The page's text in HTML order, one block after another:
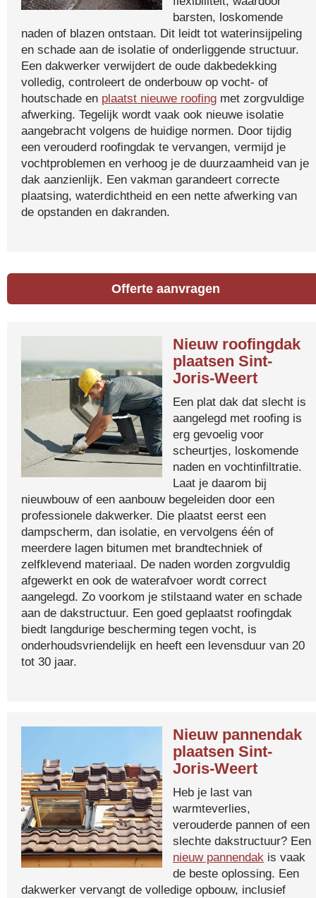
barsten, loskomende
naden of blazen ontstaan. Dit leidt tot waterinsijpeling
en schade aan de isolatie of onderliggende structuur.
Een dakwerker verwijdert de oude dakbedekking
volledig, controleert de onderbouw op vocht- of
houtschade en plaatst nieuwe roofing met zorgvuldige
afwerking. Tegelijk wordt vaak ook nieuwe isolatie
aangebracht volgens de huidige normen. Door tijdig
een verouderd roofingdak te vervangen, vermijd je
vochtproblemen en verhoog je de duurzaamheid van je
dak aanzienlijk. Een vakman garandeert correcte
plaatsing, waterdichtheid en een nette afwerking van
de opstanden en dakranden.
Offerte aanvragen
Nieuw roofingdak
plaatsen Sint-
Joris-Weert
Een plat dak dat slecht is
aangelegd met roofing is
erg gevoelig voor
scheurtjes, loskomende
naden en vochtinfiltratie.
Laat je daarom bij
nieuwbouw of een aanbouw begeleiden door een
professionele dakwerker. Die plaatst eerst een
dampscherm, dan isolatie, en vervolgens één of
meerdere lagen bitumen met brandtechniek of
zelfklevend materiaal. De naden worden zorgvuldig
afgewerkt en ook de waterafvoer wordt correct
aangelegd. Zo voorkom je stilstaand water en schade
aan de dakstructuur. Een goed geplaatst roofingdak
biedt langdurige bescherming tegen vocht, is
onderhoudsvriendelijk en heeft een levensduur van 20
tot 30 jaar.
Nieuw pannendak
plaatsen Sint-
Joris-Weert
Heb je last van
warmteverlies,
verouderde pannen of een
slechte dakstructuur? Een
nieuw pannendak is vaak
de beste oplossing. Een
dakwerker vervangt de volledige opbouw, inclusief